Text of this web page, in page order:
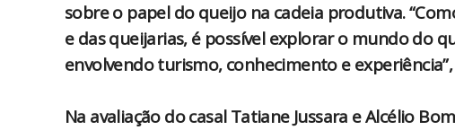
sobre o papel do queijo na cadeia produtiva.
e das queijarias, é possível explorar o mundo do
envolvendo turismo, conhecimento e experiência”,
Na avaliação do casal Tatiane Jussara e Alcélio